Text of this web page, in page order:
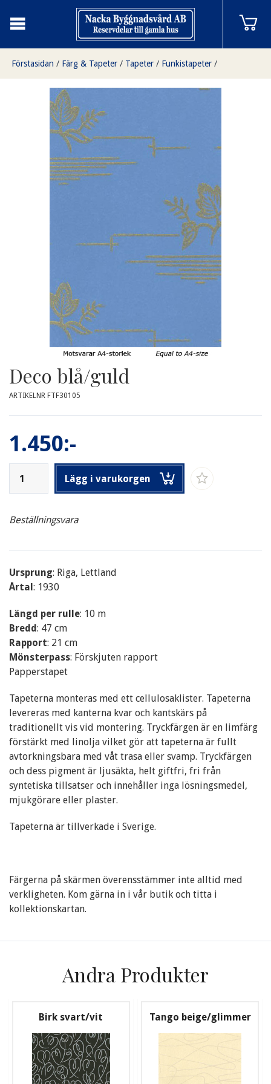
Förstasidan / Färg & Tapeter / Tapeter / Funkistapeter /
Deco blå/guld
Deco blå/guld
ARTIKELNR FTF30105
1.450:-
Lägg i varukorgen
Beställningsvara
Ursprung: Riga, Lettland
Årtal: 1930
Längd per rulle: 10 m
Bredd: 47 cm
Rapport: 21 cm
Mönsterpass: Förskjuten rapport
Papperstapet
Tapeterna monteras med ett cellulosaklister. Tapeterna
levereras med kanterna kvar och kantskärs på
traditionellt vis vid montering. Tryckfärgen är en limfärg
förstärkt med linolja vilket gör att tapeterna är fullt
avtorkningsbara med våt trasa eller svamp. Tryckfärgen
och dess pigment är ljusäkta, helt giftfri, fri från
syntetiska tillsatser och innehåller inga lösningsmedel,
mjukgörare eller plaster.
Tapeterna är tillverkade i Sverige.
Färgerna på skärmen överensstämmer inte alltid med
verkligheten. Kom gärna in i vår butik och titta i
kollektionskartan.
Andra Produkter
Birk svart/vit Tango beige/glimmer